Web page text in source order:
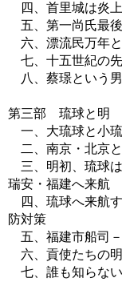
四、首里城は炎
五、第一尚氏最後
六、漂流民万年
七、十五世紀の
八、蔡璟という男
第三部 琉球と明
一、大琉球と小
二、南京・北京
三、明初、琉球は
瑞安・福建へ来航
四、琉球へ来航
防対策
五、福建市船司
六、貢使たちの
七、誰も知らな